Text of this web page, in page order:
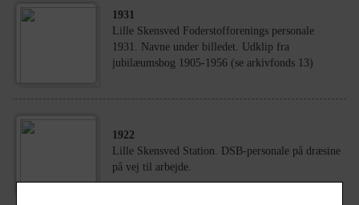
1931
Lille Skensved Foderstofforenings personale
1931. Navne under billedet. Udklip fra
jubilæumsbog 1905-1956 (se arkivfonds 13)
1922
Lille Skensved Station. DSB-personale på dræsine
på vej til arbejde.